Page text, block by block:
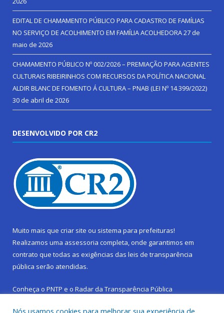
EDITAL DE CHAMAMENTO PÚBLICO PARA CADASTRO DE FAMÍLIAS
NO SERVIÇO DE ACOLHIMENTO EM FAMÍLIA ACOLHEDORA27 de
maio de 2026
CHAMAMENTO PÚBLICO Nº 002/2026 – PREMIAÇÃO PARA AGENTES
CULTURAIS RIBEIRINHOS COM RECURSOS DA POLÍTICA NACIONAL
ALDIR BLANC DE FOMENTO Á CULTURA – PNAB (LEI Nº 14.399/2022)
30 de abril de 2026
DESENVOLVIDO POR CR2
Muito mais que criar site ou sistema para prefeituras!
Realizamos uma assessoria completa, onde garantimos em
contrato que todas as exigências das leis de transparência
pública serão atendidas.
Conheça o PNTP e o Radar da Transparência Pública
Nós usamos cookies para melhorar sua experiência de